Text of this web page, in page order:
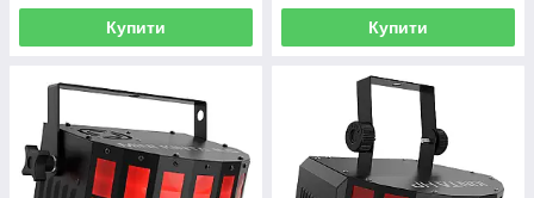
Купити Купити